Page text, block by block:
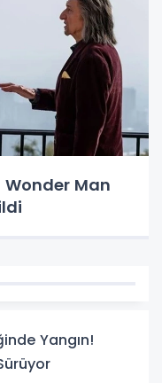
Man
Yangın!